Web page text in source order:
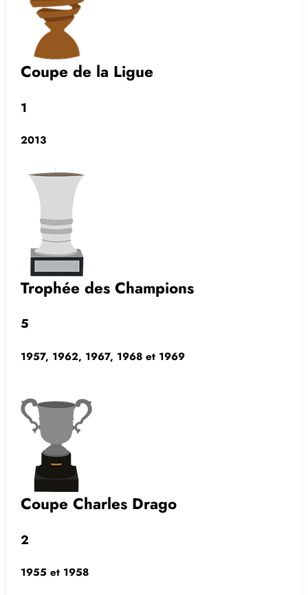
Coupe de la Ligue
1
2013
Trophée des Champions
5
1957, 1962, 1967, 1968 et 1969
Coupe Charles Drago
2
1955 et 1958